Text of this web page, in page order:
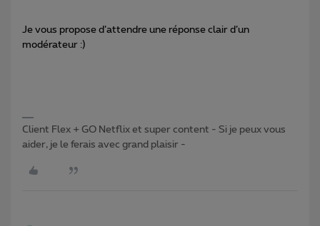
Je vous propose d’attendre une réponse clair d’un
modérateur :)
Client Flex + GO Netflix et super content - Si je peux vous
aider, je le ferais avec grand plaisir -